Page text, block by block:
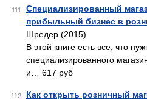
111
Специализированный
прибыльный бизнес в
Шредер (2015)
В этой книге есть все, что
специализированного
и… 617 руб
112 Как открыть розничный